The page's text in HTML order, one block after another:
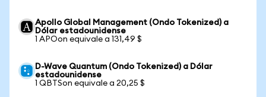
Apollo Global Management (Ondo Tokenized) a
Dólar estadounidense
1 APOon equivale a 131,49 $
D-Wave Quantum (Ondo Tokenized) a Dólar
estadounidense
1 QBTSon equivale a 20,25 $